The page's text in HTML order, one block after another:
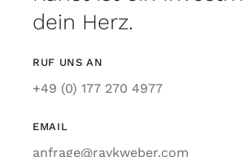
dein Herz.
RUF UNS AN
+49 (0) 177 270 4977
EMAIL
anfrage@raykweber.com